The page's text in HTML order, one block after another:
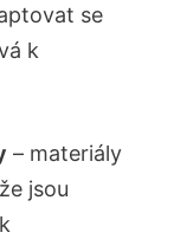
se
k
– materiály
jsou